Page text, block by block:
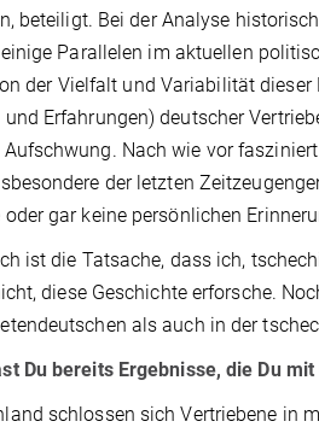
beteiligt. Bei der Analyse
Parallelen im aktuellen
der Vielfalt und Variabilität
Erfahrungen) deutscher
Nach wie vor
der letzten
gar keine persönlichen
ist die Tatsache, dass ich,
diese Geschichte erforsche.
als auch in der
Du bereits Ergebnisse, die Du
schlossen sich Vertriebene in